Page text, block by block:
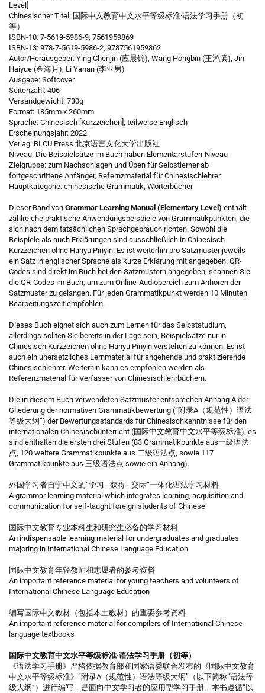
Level]
Chinesischer Titel: 国际中文教育中文水平等级标准·语法学习手册（初
等）
ISBN-10: 7-5619-5986-9, 7561959869
ISBN-13: 978-7-5619-5986-2, 9787561959862
Autor/Herausgeber: Ying Chenjin (应晨锦), Wang Hongbin (王鸿滨), Jin
Haiyue (金海月), Li Yanan (李亚男)
Ausgabe: Softcover
Seitenzahl: 406
Versandgewicht: 730g
Format: 185mm x 260mm
Sprache: Chinesisch [Kurzzeichen], teilweise Englisch
Erscheinungsjahr: 2022
Verlag: BLCU Press 北京语言文化大学出版社
Niveau: Die Beispielsätze im Buch haben Elementarstufen-Niveau
Zielgruppe: zum Nachschlagen und Üben für Selbstlerner ab
fortgeschrittene Anfänger, Refernzmaterial für Chinesischlehrer
Hauptkategorie: chinesische Grammatik, Wörterbücher
Dieser Band von Grammar Learning Manual (Elementary Level) enthält
zahlreiche praktische Anwendungsbeispiele von Grammatikpunkten, die
sich nach dem tatsächlichen Sprachgebrauch richten. Sowohl die
Beispiele als auch Erklärungen sind ausschließlich in Chinesisch
Kurzzeichen ohne Hanyu Pinyin. Es ist weiterhin pro Satzmuster jeweils
ein Satz in englischer Sprache als kurze Erklärung mit angegeben. QR-
Codes sind direkt im Buch bei den Satzmustern angegeben, scannen Sie
die QR-Codes im Buch, um zum Online-Audiobereich zum Anhören der
Satzmuster zu gelangen. Für jeden Grammatikpunkt werden 10 Minuten
Bearbeitungszeit empfohlen.
Dieses Buch eignet sich auch zum Lernen für das Selbststudium,
allerdings sollten Sie bereits in der Lage sein, Beispielsätze nur in
Chinesisch Kurzzeichen ohne Hanyu Pinyin verstehen zu können. Es ist
auch ein unersetzliches Lernmaterial für angehende und praktizierende
Chinesischlehrer. Weiterhin kann es empfohlen werden als
Referenzmaterial für Verfasser von Chinesischlehrbüchern.
Die in diesem Buch verwendeten Satzmuster entsprechen Anhang A der
Gliederung der normativen Grammatikbewertung (“附录A（规范性）语法
等级大纲”) der Bewertungsstandards für Chinesischkenntnisse für den
internationalen Chinesischunterricht (国际中文教育中文水平等级标准), es
sind enthalten die ersten drei Stufen (83 Grammatikpunkte aus一级语法
点, 120 weitere Grammatikpunkte aus 二级语法点, sowie 117
Grammatikpunkte aus 三级语法点 sowie ein Anhang).
外国学习者自学中文的“学习—获得—交际”一体化语法学习材料
A grammar learning material which integrates learning, acquisition and
communication for self-taught foreign students of Chinese
国际中文教育专业本科生和研究生必备的学习材料
An indispensable learning material for undergraduates and graduates
majoring in International Chinese Language Education
国际中文教育年轻教师和志愿者的参考资料
An important reference material for young teachers and volunteers of
International Chinese Language Education
编写国际中文教材（包括本土教材）的重要参考资料
An important reference material for compilers of International Chinese
language textbooks
国际中文教育中文水平等级标准·语法学习手册（初等）
《语法学习手册》严格依据教育部和国家语委联合发布的《国际中文教育
中文水平等级标准》“附录A（规范性）语法等级大纲”（以下简称“语法等
级大纲”）进行编写，是面向中文学习者的应用型学习手册。本书遵循“以